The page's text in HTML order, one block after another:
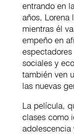
entrando en
años, Lorena
mientras él
empeño en
sociales y
también ven
las nuevas
La película,
clases como
adolescencia